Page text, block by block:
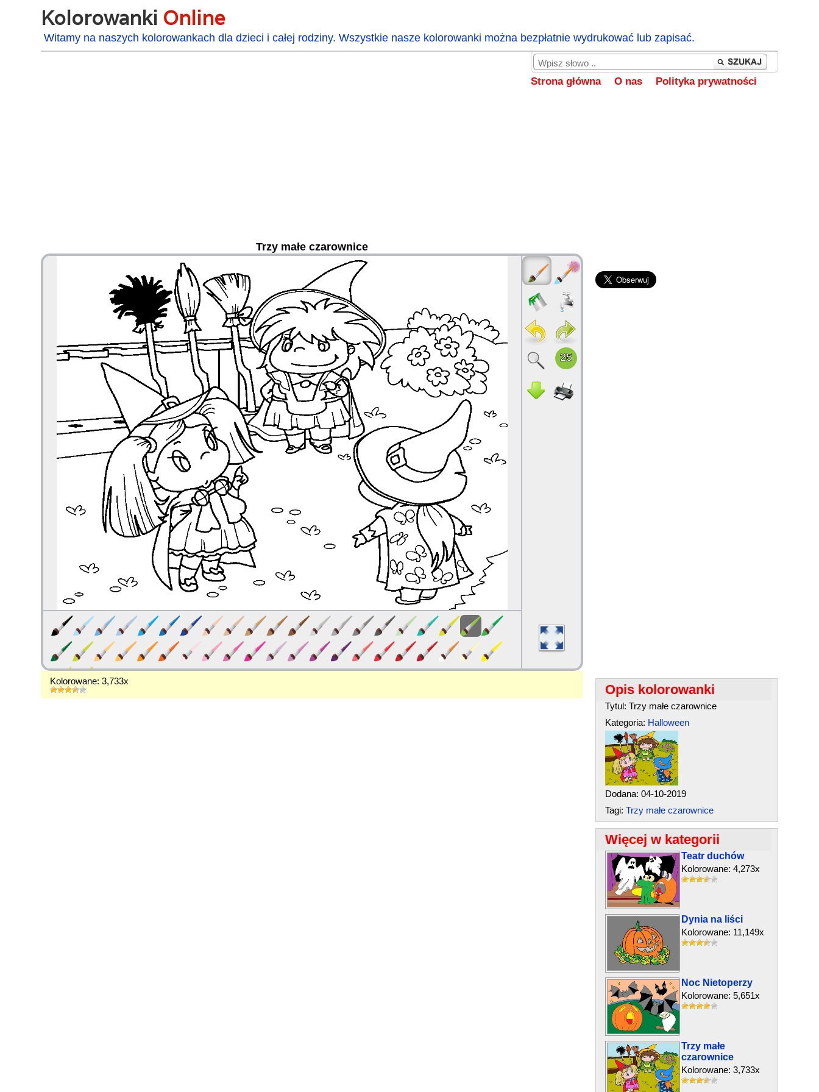
Kolorowanki Online
Witamy na naszych kolorowankach dla dzieci i całej rodziny. Wszystkie nasze kolorowanki można bezpłatnie wydrukować lub zapisać.
Strona główna O nas Polityka prywatności
Trzy małe czarownice
Kolorowane: 3,733x
Opis kolorowanki
Tytul: Trzy małe czarownice
Kategoria: Halloween
Dodana: 04-10-2019
Tagi: Trzy małe czarownice
Więcej w kategorii
Teatr duchów
Kolorowane: 4,273x
Dynia na liści
Kolorowane: 11,149x
Noc Nietoperzy
Kolorowane: 5,651x
Trzy małe
czarownice
Kolorowane: 3,733x